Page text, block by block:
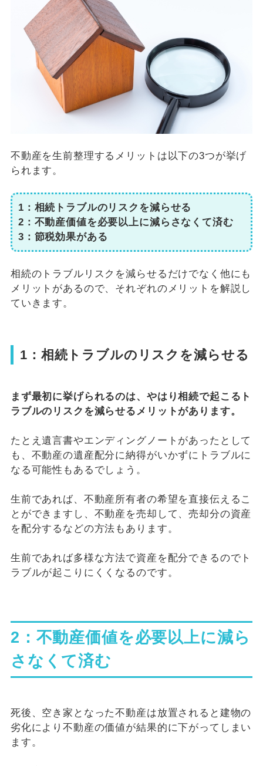
不動産を生前整理するメリットは以下の3つが挙げ
られます。
1：相続トラブルのリスクを減らせる
2：不動産価値を必要以上に減らさなくて済む
3：節税効果がある
相続のトラブルリスクを減らせるだけでなく他にも
メリットがあるので、それぞれのメリットを解説し
ていきます。
1：相続トラブルのリスクを減らせる
まず最初に挙げられるのは、やはり相続で起こるト
ラブルのリスクを減らせるメリットがあります。
たとえ遺言書やエンディングノートがあったとして
も、不動産の遺産配分に納得がいかずにトラブルに
なる可能性もあるでしょう。
生前であれば、不動産所有者の希望を直接伝えるこ
とができますし、不動産を売却して、売却分の資産
を配分するなどの方法もあります。
生前であれば多様な方法で資産を配分できるのでト
ラブルが起こりにくくなるのです。
2：不動産価値を必要以上に減ら
さなくて済む
死後、空き家となった不動産は放置されると建物の
劣化により不動産の価値が結果的に下がってしまい
ます。